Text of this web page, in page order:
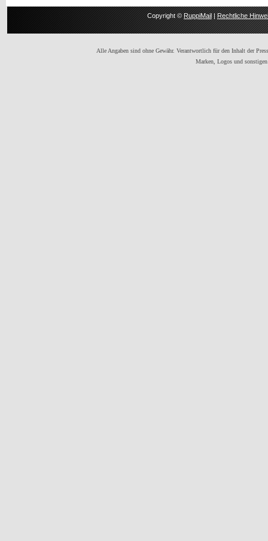
Copyright ©RuppiMail|Rechtliche
Alle Angaben sind ohne Gewähr. Verantwortlich für den Inhalt der
Marken, Logos und